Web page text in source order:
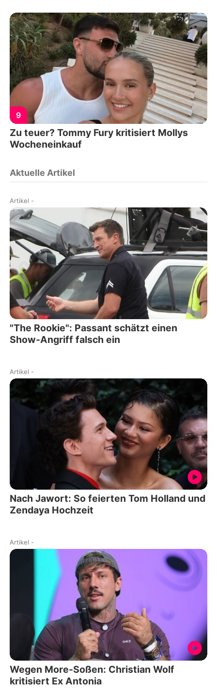
9
Zu teuer? Tommy Fury kritisiert Mollys
Wocheneinkauf
Aktuelle Artikel
Artikel -
"The Rookie": Passant schätzt einen
Show-Angriff falsch ein
Artikel -
Nach Jawort: So feierten Tom Holland und
Zendaya Hochzeit
Artikel -
Wegen More-Soßen: Christian Wolf
kritisiert Ex Antonia